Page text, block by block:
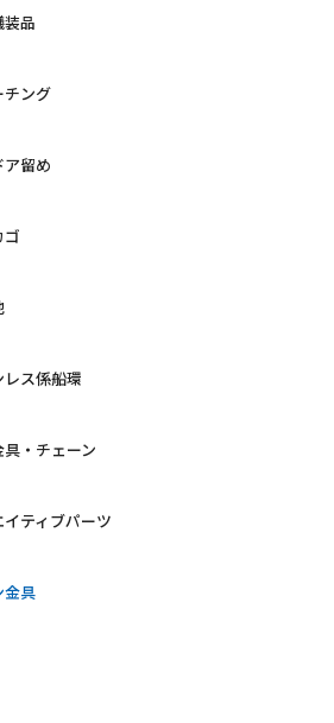
品
チング
留め
ゴ
レス係船環
具・チェーン
イティブパーツ
金具